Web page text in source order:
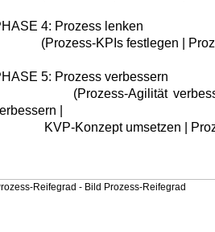
4: Prozess lenken
(Prozess-KPIs festlegen |
5: Prozess verbessern
(Prozess-Agilität verbessern
|
KVP-Konzept umsetzen |